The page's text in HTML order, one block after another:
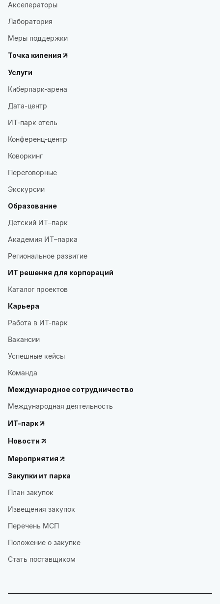
Акселераторы
Лаборатория
Меры поддержки
Точка кипения
Услуги
Киберпарк-арена
Дата-центр
ИТ-парк отель
Конференц-центр
Коворкинг
Переговорные
Экскурсии
Образование
Детский ИТ–парк
Академия ИТ–парка
Региональное развитие
ИТ решения для корпораций
Каталог проектов
Карьера
Работа в ИТ-парк
Вакансии
Успешные кейсы
Команда
Международное сотрудничество
Международная деятельность
ИТ-парк
Новости
Мероприятия
Закупки ит парка
План закупок
Извещения закупок
Перечень МСП
Положение о закупке
Стать поставщиком